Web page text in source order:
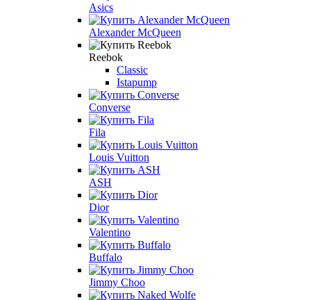
Asics
Alexander McQueen
Reebok
Classic
Istapump
Converse
Fila
Louis Vuitton
ASH
Dior
Valentino
Buffalo
Jimmy Choo